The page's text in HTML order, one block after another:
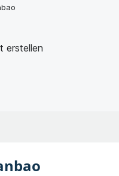
erstellen